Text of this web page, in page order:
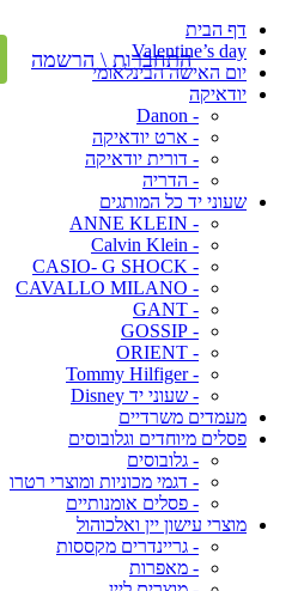
דף הבית
Valentine’s day
יום האישה הבינלאומי
יודאיקה
- Danon
- ארט יודאיקה
- דורית יודאיקה
- הדריה
שעוני יד כל המותגים
- ANNE KLEIN
- Calvin Klein
- CASIO- G SHOCK
- CAVALLO MILANO
- GANT
- GOSSIP
- ORIENT
- Tommy Hilfiger
- שעוני יד Disney
מעמדים משרדיים
פסלים מיוחדים וגלובוסים
- גלובוסים
- דגמי מכוניות ומוצרי רטרו
- פסלים אומנותיים
מוצרי עישון יין ואלכוהול
- גריינדרים מקססות
- מאפרות
התחברות \ הרשמה